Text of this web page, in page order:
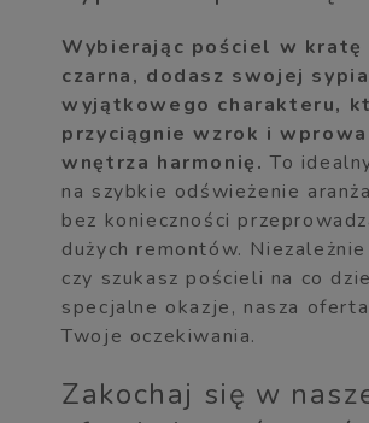
Wybierając pościel w kratę
czarna, dodasz swojej
wyjątkowego charakteru,
przyciągnie wzrok i
wnętrza harmonię. To
na szybkie odświeżenie
bez konieczności
dużych remontów.
czy szukasz pościeli na co
specjalne okazje, nasza
Twoje oczekiwania.
Zakochaj się w